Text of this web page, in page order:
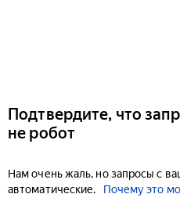
Подтвердите, что
не робот
Нам очень жаль, но запросы с
автоматические.
Почему это